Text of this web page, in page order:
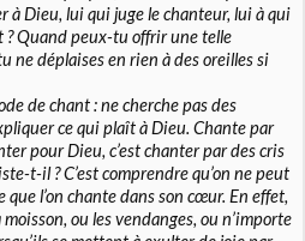
à Dieu, lui qui juge le chanteur, lui à qui
? Quand peux-tu offrir une telle
ne déplaises en rien à des oreilles si
de chant : ne cherche pas des
ce qui plaît à Dieu. Chante par
pour Dieu, c’est chanter par des cris
t-il ? C’est comprendre qu’on ne peut
l’on chante dans son cœur. En effet,
ou les vendanges, ou n’importe